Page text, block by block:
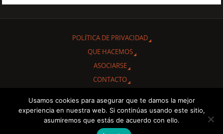
POLÍTICA DE PRIVACIDAD
QUE HACEMOS
ASOCIARSE
CONTACTO
Gracias por interesarte en conocer nuestra Asociación Cultural
"Amigos de Cuba de Albacete.
Usamos cookies para asegurar que te damos la mejor
experiencia en nuestra web. Si continúas usando este sitio,
asumiremos que estás de acuerdo con ello.